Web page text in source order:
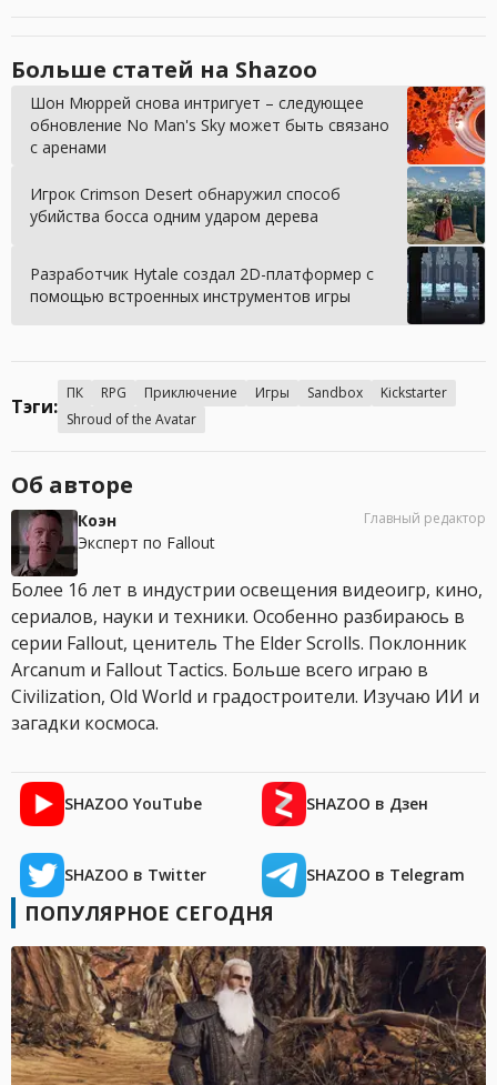
Больше статей на Shazoo
Шон Мюррей снова интригует – следующее
обновление No Man's Sky может быть связано
с аренами
Игрок Crimson Desert обнаружил способ
убийства босса одним ударом дерева
Разработчик Hytale создал 2D-платформер с
помощью встроенных инструментов игры
Тэги:
ПК RPG Приключение Игры Sandbox
Kickstarter
Shroud of the Avatar
Об авторе
Коэн
Эксперт по Fallout
Главный редактор
Более 16 лет в индустрии освещения видеоигр, кино,
сериалов, науки и техники. Особенно разбираюсь в
серии Fallout, ценитель The Elder Scrolls. Поклонник
Arcanum и Fallout Tactics. Больше всего играю в
Civilization, Old World и градостроители. Изучаю ИИ и
загадки космоса.
SHAZOO YouTube SHAZOO в Дзен
SHAZOO в Twitter SHAZOO в Telegram
ПОПУЛЯРНОЕ СЕГОДНЯ